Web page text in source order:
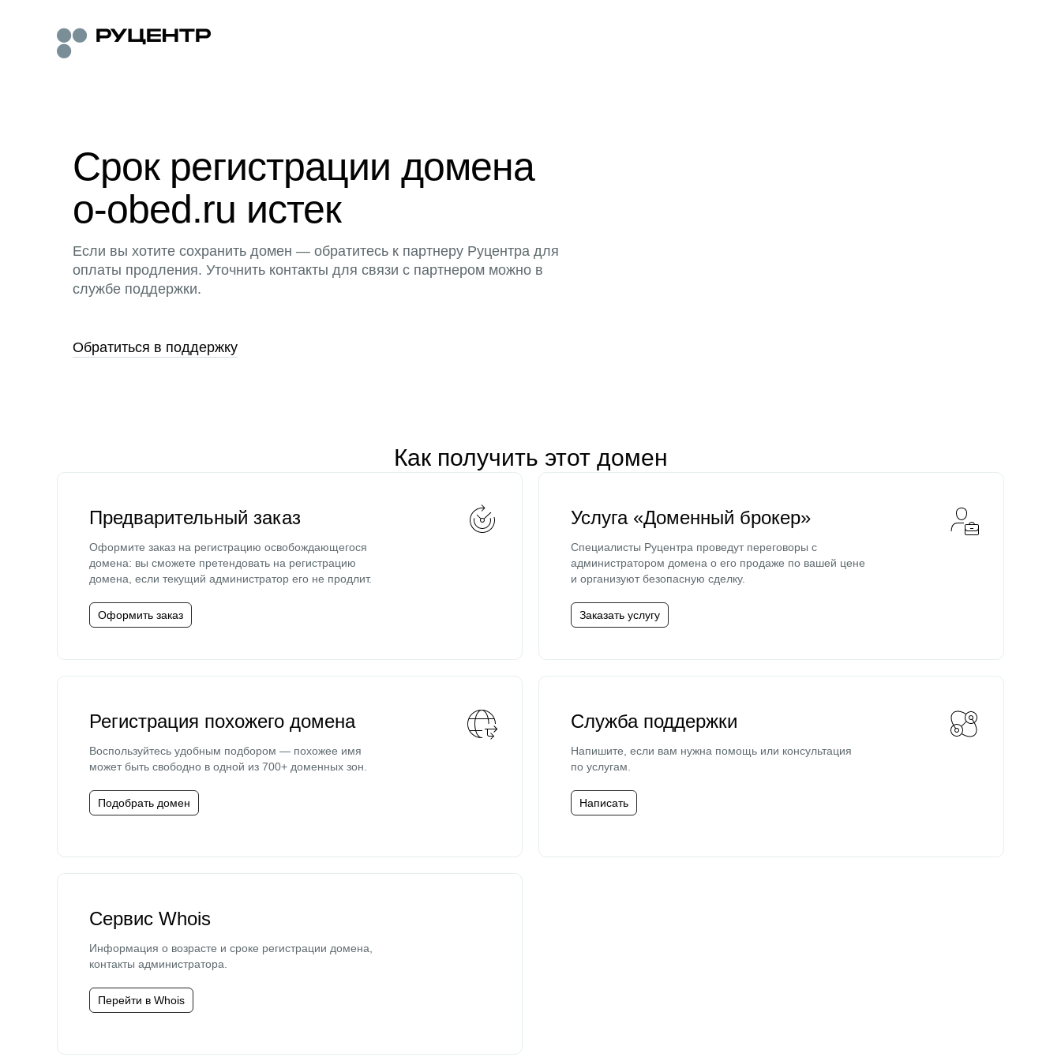
Срок регистрации домена
o-obed.ru истек
Если вы хотите сохранить домен — обратитесь к партнеру Руцентра для
оплаты продления. Уточнить контакты для связи с партнером можно в
службе поддержки.
Обратиться в поддержку
Как получить этот домен
Предварительный заказ
Оформите заказ на регистрацию освобождающегося
домена: вы сможете претендовать на регистрацию
домена, если текущий администратор его не продлит.
Оформить заказ
Услуга «Доменный брокер»
Специалисты Руцентра проведут переговоры с
администратором домена о его продаже по вашей цене
и организуют безопасную сделку.
Заказать услугу
Регистрация похожего домена
Воспользуйтесь удобным подбором — похожее имя
может быть свободно в одной из 700+ доменных зон.
Подобрать домен
Служба поддержки
Напишите, если вам нужна помощь или консультация
по услугам.
Написать
Сервис Whois
Информация о возрасте и сроке регистрации домена,
контакты администратора.
Перейти в Whois